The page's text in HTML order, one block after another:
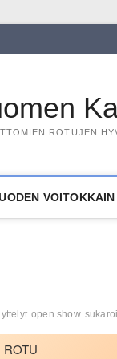
ROTUJEN
VOITOKKAIN
open show
ROTU